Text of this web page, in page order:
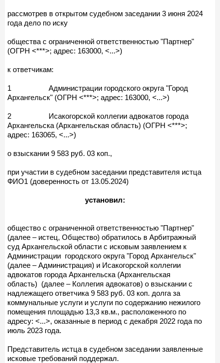
рассмотрев в открытом судебном заседании 3 июня 2024
года дело по иску
общества с ограниченной ответственностью "Партнер"
(ОГРН <***>; адрес: 163000, <...>)
к ответчикам:
1 Администрации городского округа "Город
Архангельск" (ОГРН <***>; адрес: 163000, <...>)
2 Исакогорской коллегии адвокатов города
Архангельска (Архангельская область) (ОГРН <***>;
адрес: 163065, <...>)
о взыскании 9 583 руб. 03 коп.,
при участии в судебном заседании представителя истца
ФИО1 (доверенность от 13.05.2024)
установил:
общество с ограниченной ответственностью "Партнер"
(далее – истец, Общество) обратилось в Арбитражный
суд Архангельской области с исковым заявлением к
Администрации городского округа "Город Архангельск"
(далее – Администрация) и Исакогорской коллегии
адвокатов города Архангельска (Архангельская
область) (далее – Коллегия адвокатов) о взыскании с
надлежащего ответчика 9 583 руб. 03 коп. долга за
коммунальные услуги и услуги по содержанию нежилого
помещения площадью 13,3 кв.м., расположенного по
адресу: <...>, оказанные в период с декабря 2022 года по
июль 2023 года.
Представитель истца в судебном заседании заявленные
исковые требований поддержал.